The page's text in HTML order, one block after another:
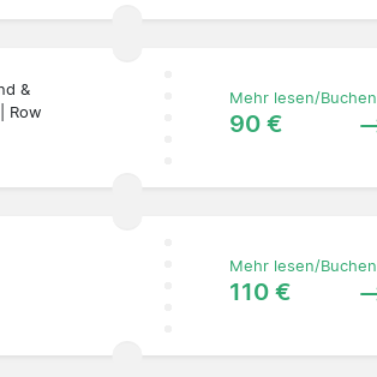
&
Row
Mehr lesen/Buchen
90 €
Mehr lesen/Buchen
110 €